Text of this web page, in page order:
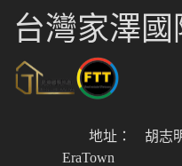
台灣家澤
地址：
胡志
EraTown